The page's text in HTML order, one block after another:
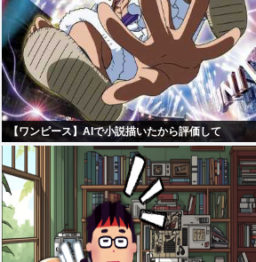
【ワンピース】AIで小説描いたから評価して